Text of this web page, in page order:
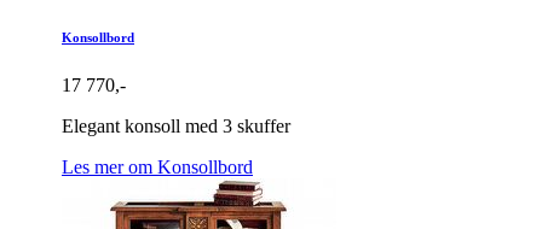
Konsollbord
17 770,-
Elegant konsoll med 3 skuffer
Les mer om Konsollbord